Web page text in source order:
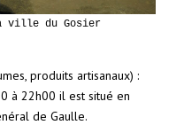
ville du Gosier
produits artisanaux) :
à 22h00 il est situé en
de Gaulle.